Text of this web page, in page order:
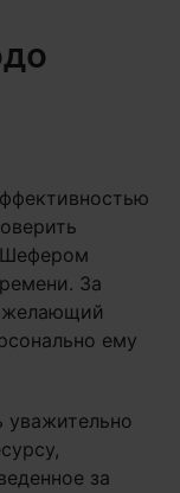
Шефером
За
желающий
ему
уважительно
за